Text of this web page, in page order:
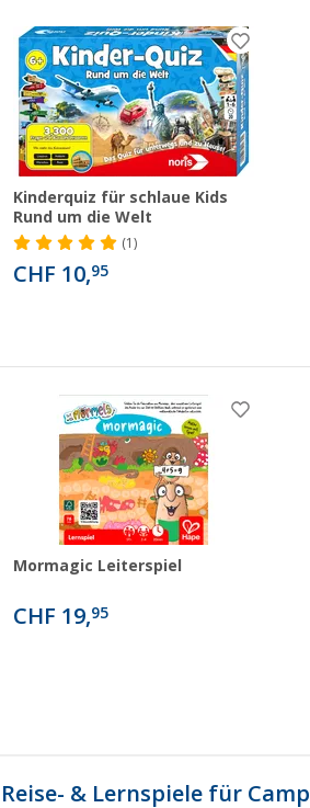
Kinderquiz für schlaue Kids
Rund um die Welt
(1)
CHF 10,95
Mormagic Leiterspiel
CHF 19,95
Reise- & Lernspiele für